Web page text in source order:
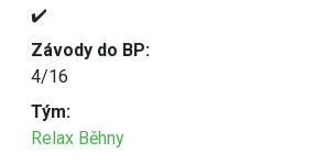
✔️
Závody do BP:
4/16
Tým:
Relax Běhny